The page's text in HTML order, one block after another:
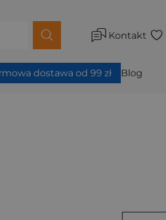
Kontakt
dostawa od 99 zł Blog